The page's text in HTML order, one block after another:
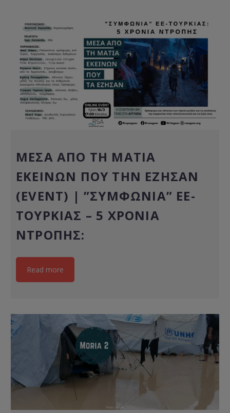
MΈΣΑ ΑΠΌ ΤΗ ΜΑΤΙΆ
ΕΚΕΊΝΩΝ ΠΟΥ ΤΗΝ ΈΖΗΣΑΝ
(EVENT) | ”ΣΥΜΦΩΝΊΑ” ΕΕ-
ΤΟΥΡΚΊΑΣ – 5 ΧΡΌΝΙΑ
ΝΤΡΟΠΉΣ:
Read more